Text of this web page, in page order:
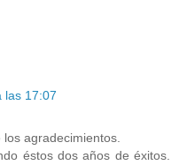
las 17:07
agradecimientos.
éstos dos años de éxitos.